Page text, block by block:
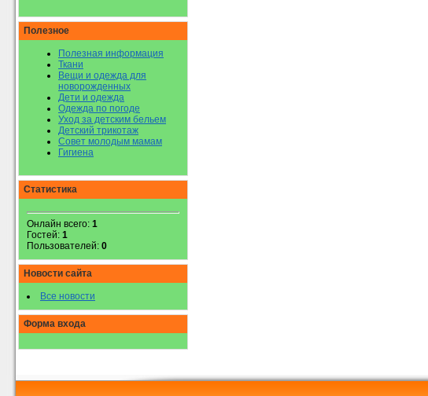
Полезное
Полезная информация
Ткани
Вещи и одежда для
новорожденных
Дети и одежда
Одежда по погоде
Уход за детским бельем
Детский трикотаж
Совет молодым мамам
Гигиена
Статистика
Онлайн всего: 1
Гостей: 1
Пользователей: 0
Новости сайта
Все новости
Форма входа